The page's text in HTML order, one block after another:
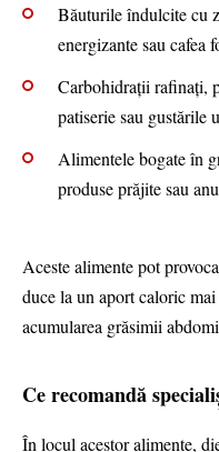
Băuturile îndulcite cu
energizante sau cafea
Carbohidrații rafinați,
patiserie sau gustările
Alimentele bogate în
produse prăjite sau
Aceste alimente pot
duce la un aport caloric
acumularea grăsimii
Ce recomandă
În locul acestor alimente,